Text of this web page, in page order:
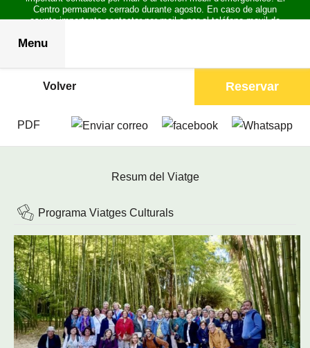
Centro permanece cerrado durante agosto. En caso de algun
asunto importante contactar por mail o por el teléfono movil de
Menu
Volver Reservar
PDF
Resum del Viatge
Programa Viatges Culturals